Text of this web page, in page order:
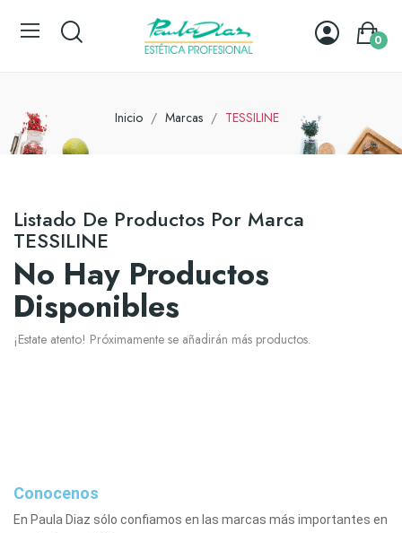
0
Inicio Marcas TESSILINE
Listado De Productos Por Marca
TESSILINE
No Hay Productos
Disponibles
¡Estate atento! Próximamente se añadirán más productos.
Conocenos
En Paula Diaz sólo confiamos en las marcas más importantes en